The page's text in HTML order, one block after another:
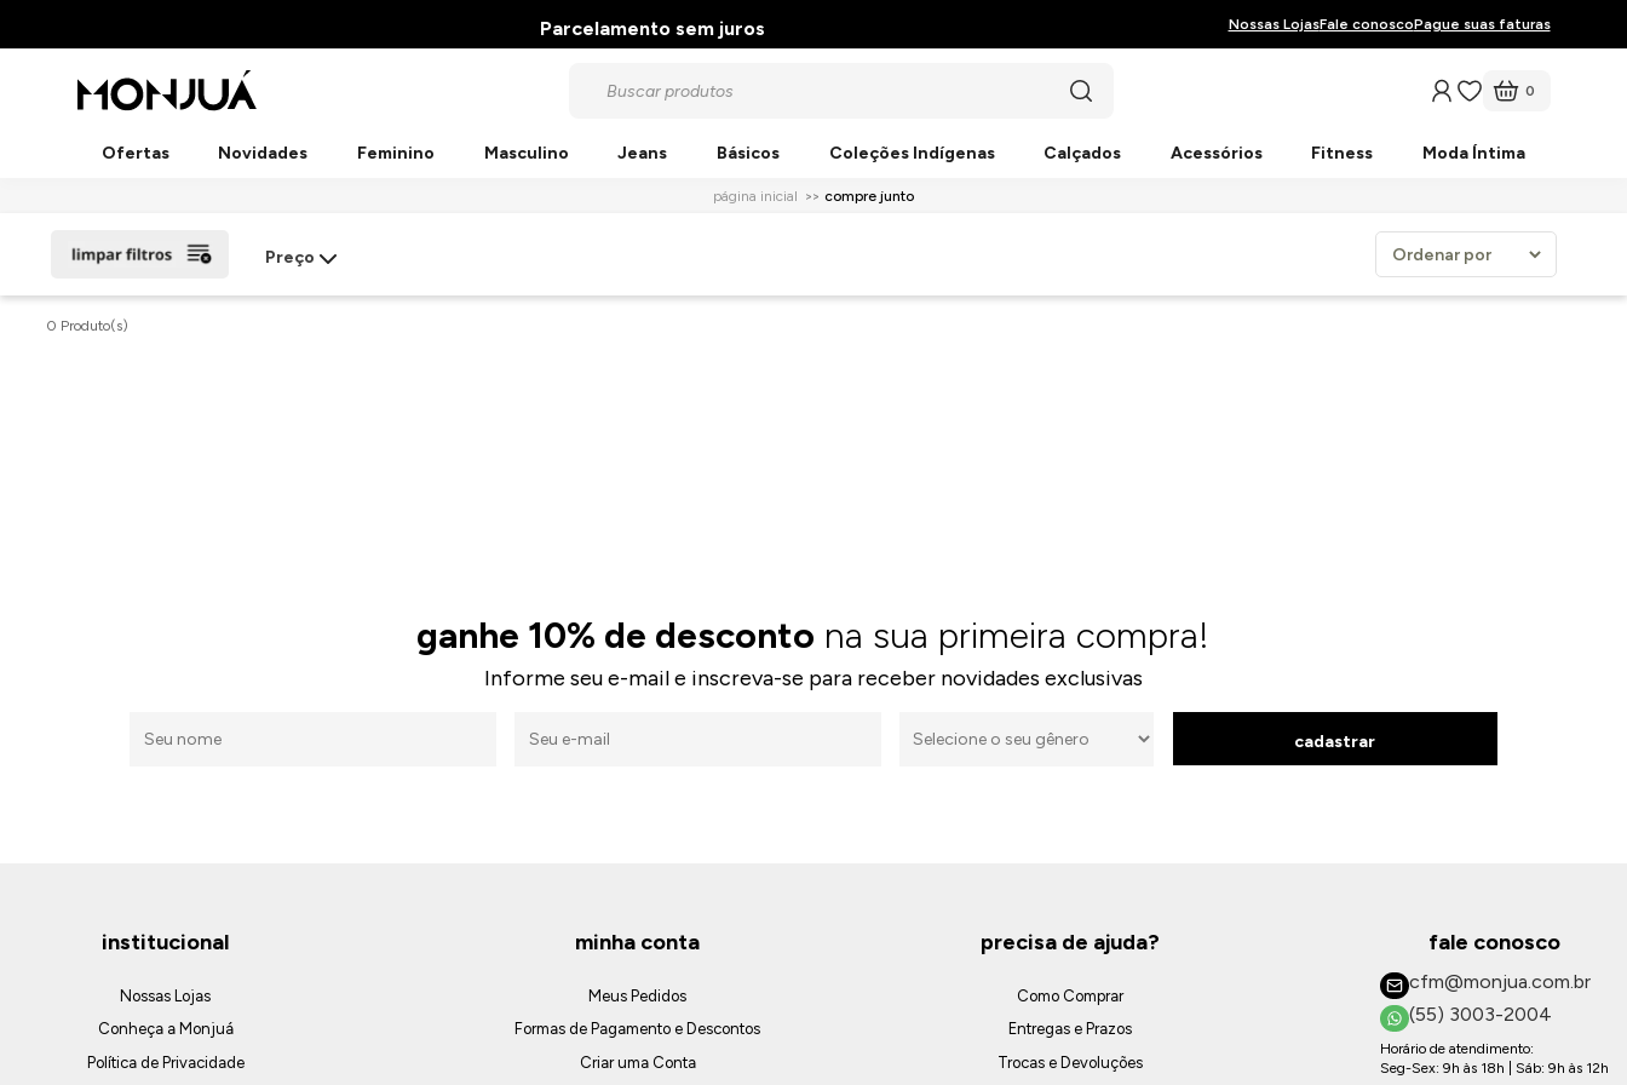
Parcelamento sem juros Nossas LojasFale conoscoPague suas faturas
0
Ofertas Novidades Feminino Masculino Jeans Básicos Coleções Indígenas Calçados Acessórios Fitness Moda Íntima
página inicial compre junto
Preço
0 Produto(s)
ganhe 10% de desconto na sua primeira compra!
Informe seu e-mail e inscreva-se para receber novidades exclusivas
cadastrar
institucional
Nossas Lojas
Conheça a Monjuá
Política de Privacidade
minha conta
Meus Pedidos
Formas de Pagamento e Descontos
Criar uma Conta
precisa de ajuda?
Como Comprar
Entregas e Prazos
Trocas e Devoluções
fale conosco
cfm@monjua.com.br
(55) 3003-2004
Horário de atendimento:
Seg-Sex: 9h às 18h | Sáb: 9h às 12h